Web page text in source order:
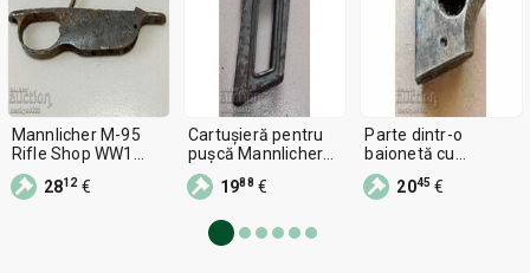
Mannlicher M-95
Rifle Shop WW1
WW2 Piese
ORIGINALE
2812€
Cartușieră pentru
pușcă Mannlicher
M-95
1988 €
Parte dintr-o
baionetă cu
baionetă pe o pușcă
Manlicher M-95
2045 €